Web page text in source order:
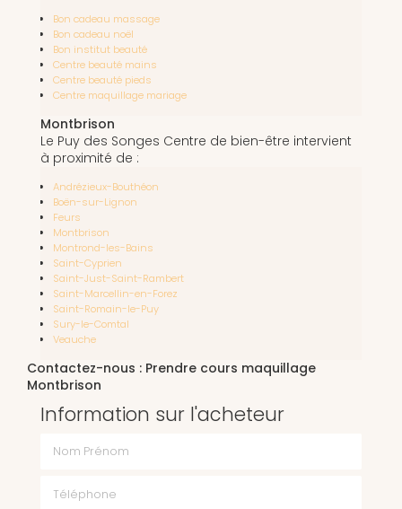
Bon cadeau massage
Bon cadeau noël
Bon institut beauté
Centre beauté mains
Centre beauté pieds
Centre maquillage mariage
Montbrison
Le Puy des Songes Centre de bien-être intervient
à proximité de :
Andrézieux-Bouthéon
Boën-sur-Lignon
Feurs
Montbrison
Montrond-les-Bains
Saint-Cyprien
Saint-Just-Saint-Rambert
Saint-Marcellin-en-Forez
Saint-Romain-le-Puy
Sury-le-Comtal
Veauche
Contactez-nous : Prendre cours maquillage
Montbrison
Information sur l'acheteur